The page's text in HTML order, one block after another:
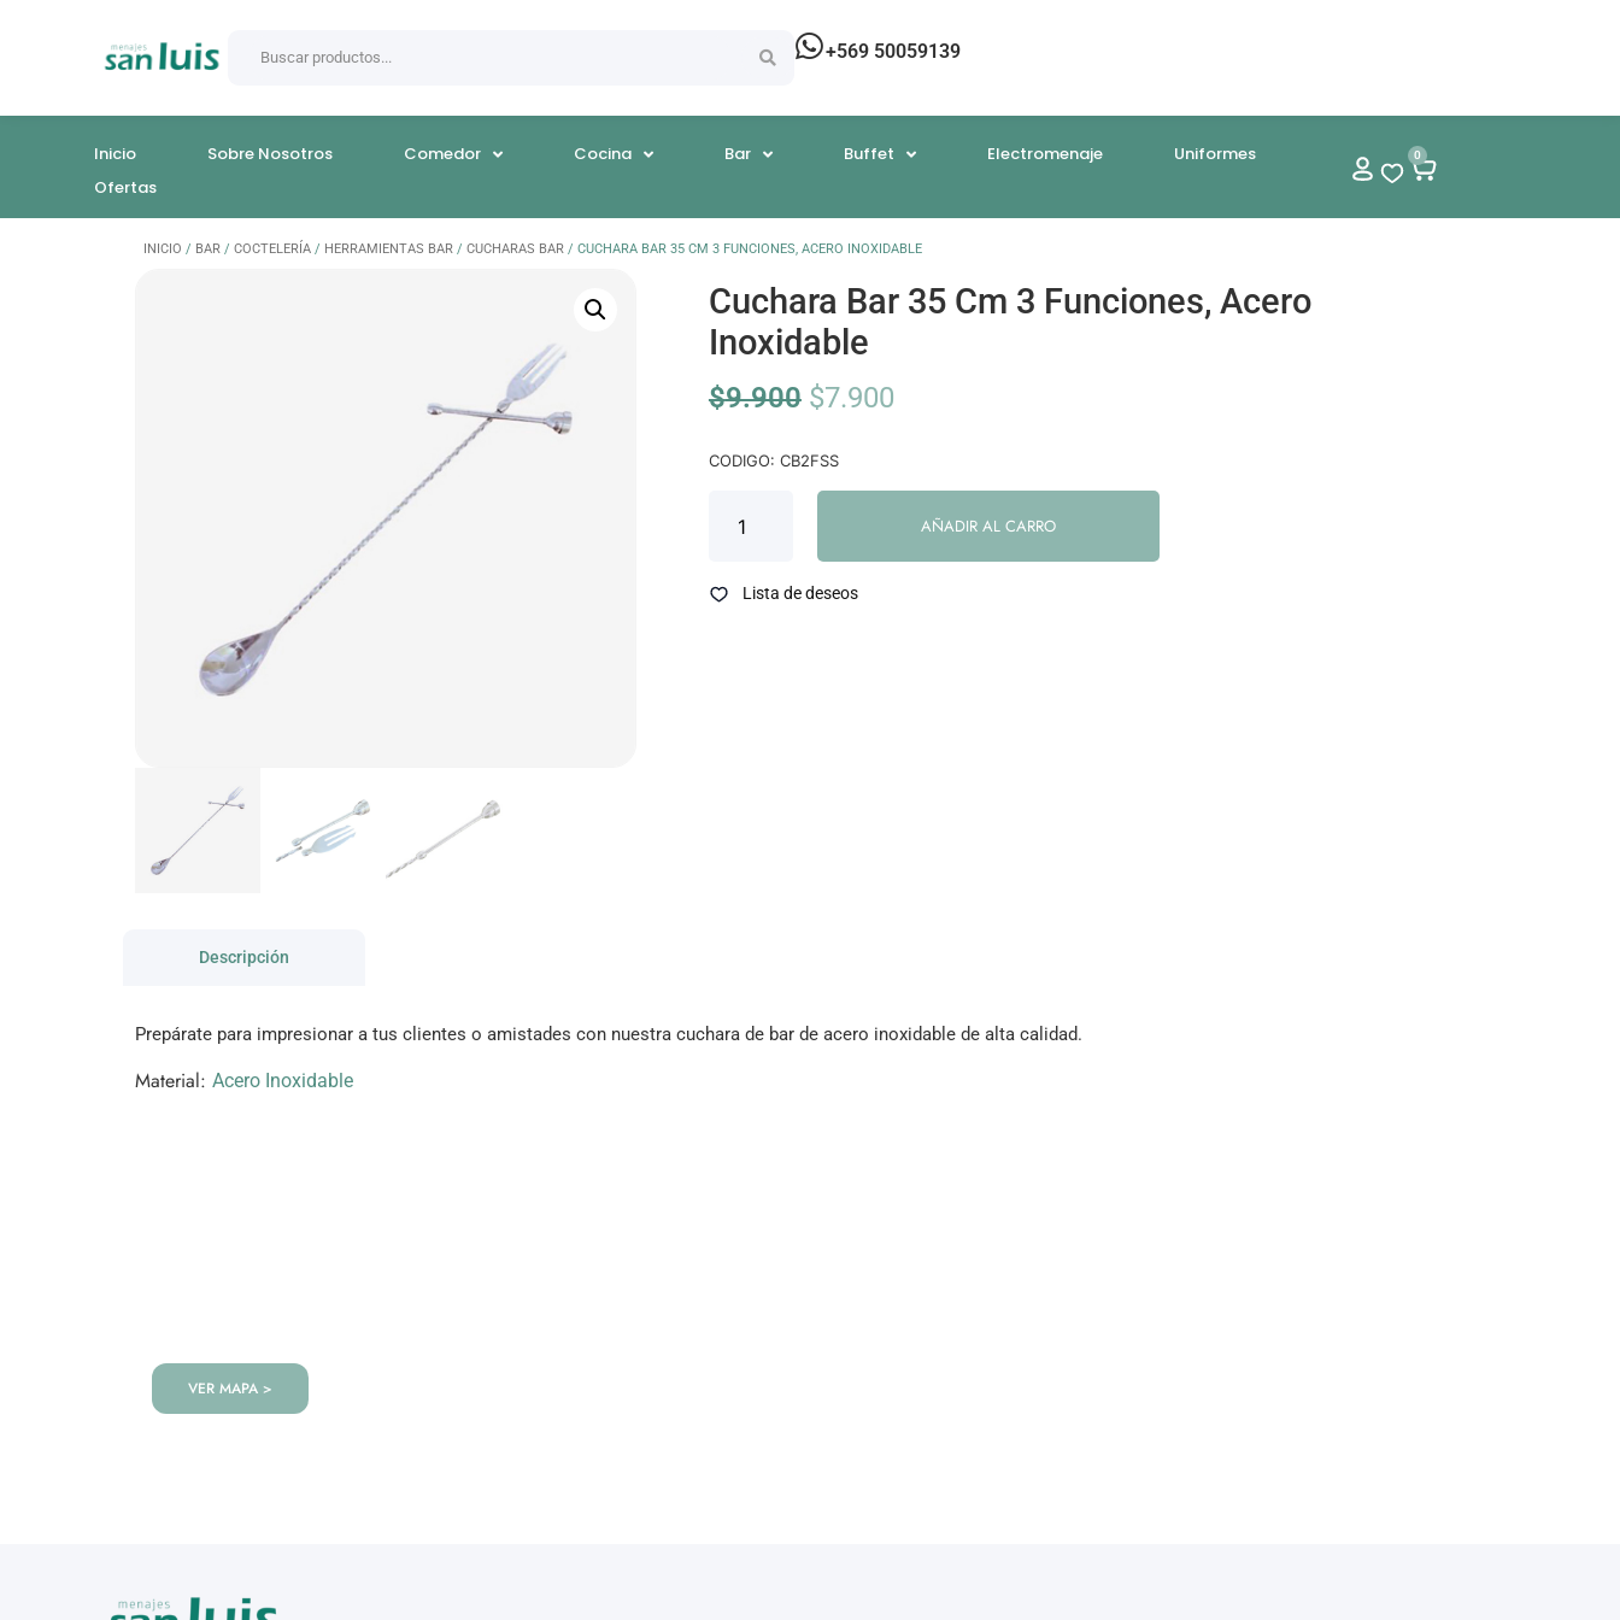
+569 50059139
Inicio Sobre Nosotros Comedor Cocina Bar Buffet Electromenaje
Uniformes
Ofertas
0
INICIO / BAR / COCTELERÍA / HERRAMIENTAS BAR / CUCHARAS BAR / CUCHARA BAR 35 CM 3 FUNCIONES, ACERO INOXIDABLE
Cuchara Bar 35 Cm 3 Funciones, Acero
Inoxidable
$9.900 $7.900
CODIGO: CB2FSS
AÑADIR AL CARRO
Lista de deseos
Descripción
Prepárate para impresionar a tus clientes o amistades con nuestra cuchara de bar de acero inoxidable de alta calidad.
Material: Acero Inoxidable
VER MAPA >